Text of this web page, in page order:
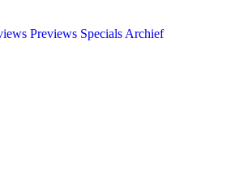
Previews Specials Archief